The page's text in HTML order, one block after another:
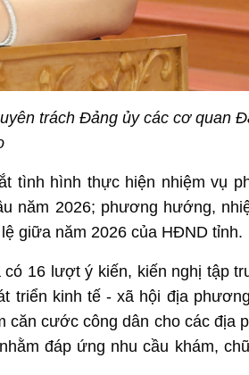
trách Đảng ủy các cơ quan
tình hình thực hiện nhiệm vụ
năm 2026; phương hướng,
giữa năm 2026 của HĐND tỉnh.
16 lượt ý kiến, kiến nghị tập
triển kinh tế - xã hội địa
căn cước công dân cho các địa
đáp ứng nhu cầu khám,